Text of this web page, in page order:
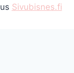
Sivubisnes.fi